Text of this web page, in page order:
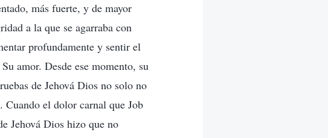
más fuerte, y de mayor
a la que se agarraba con
profundamente y sentir el
amor. Desde ese momento, su
de Jehová Dios no solo no
Cuando el dolor carnal que Job
Jehová Dios hizo que no